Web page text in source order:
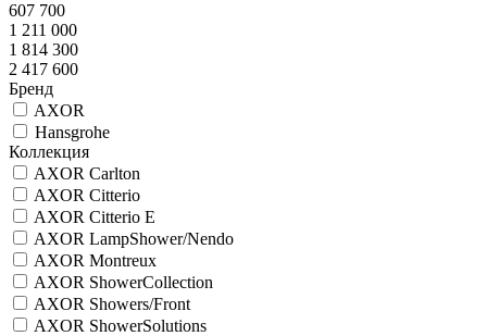
607 700
1 211 000
1 814 300
2 417 600
Бренд
AXOR
Hansgrohe
Коллекция
AXOR Carlton
AXOR Citterio
AXOR Citterio E
AXOR LampShower/Nendo
AXOR Montreux
AXOR ShowerCollection
AXOR Showers/Front
AXOR ShowerSolutions